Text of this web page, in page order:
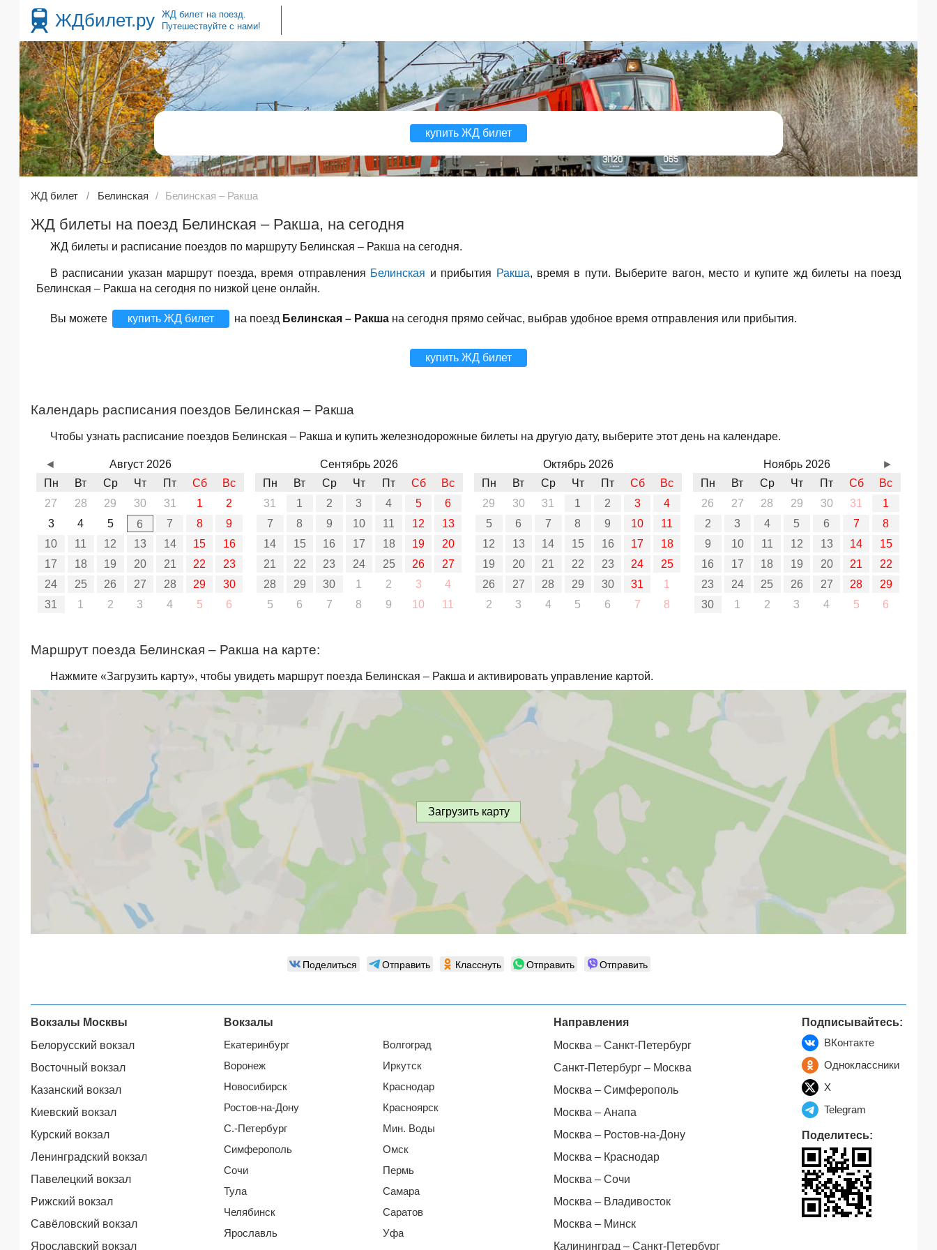
ЖДбилет.ру
ЖД билет на поезд.
Путешествуйте с нами!
купить ЖД билет
ЖД билет Белинская Белинская – Ракша
ЖД билеты на поезд Белинская – Ракша, на сегодня
ЖД билеты и расписание поездов по маршруту Белинская – Ракша на сегодня.
В расписании указан маршрут поезда, время отправления Белинская и прибытия Ракша, время в пути. Выберите вагон, место и купите жд билеты на поезд
Белинская – Ракша на сегодня по низкой цене онлайн.
Вы можете купить ЖД билет на поезд Белинская – Ракша на сегодня прямо сейчас, выбрав удобное время отправления или прибытия.
купить ЖД билет
Календарь расписания поездов Белинская – Ракша
Чтобы узнать расписание поездов Белинская – Ракша и купить железнодорожные билеты на другую дату, выберите этот день на календаре.
Август 2026
Пн
Вт Ср Чт Пт Сб
Вс
27
28 29 30 31 1
2
3
4 5 6 7 8
9
10
11 12 13 14 15
16
17
18 19 20 21 22
23
24
25 26 27 28 29
30
31
1 2 3 4 5 6
Сентябрь 2026
Пн
Вт Ср Чт Пт Сб
Вс
31
1 2 3 4 5
6
7
8 9 10 11 12
13
14
15 16 17 18 19
20
21
22 23 24 25 26
27
28
29 30 1 2 3
4
5
6 7 8 9 10 11
Октябрь 2026
Пн
Вт Ср Чт Пт Сб
Вс
29
30 31 1 2 3
4
5
6 7 8 9 10
11
12
13 14 15 16 17
18
19
20 21 22 23 24
25
26
27 28 29 30 31
1
2
3 4 5 6 7 8
Ноябрь 2026
Пн
Вт Ср Чт Пт Сб
Вс
26
27 28 29 30 31
1
2
3 4 5 6 7
8
9
10 11 12 13 14
15
16
17 18 19 20 21
22
23
24 25 26 27 28
29
30
1 2 3 4 5 6
◄ ►
Маршрут поезда Белинская – Ракша на карте:
Нажмите «Загрузить карту», чтобы увидеть маршрут поезда Белинская – Ракша и активировать управление картой.
Загрузить карту
Поделиться Отправить Класснуть Отправить Отправить
Вокзалы Москвы
Белорусский вокзал
Восточный вокзал
Казанский вокзал
Киевский вокзал
Курский вокзал
Ленинградский вокзал
Павелецкий вокзал
Рижский вокзал
Савёловский вокзал
Ярославский вокзал
Вокзалы
Екатеринбург
Воронеж
Новосибирск
Ростов-на-Дону
С.-Петербург
Симферополь
Сочи
Тула
Челябинск
Ярославль
Волгоград
Иркутск
Краснодар
Красноярск
Мин. Воды
Омск
Пермь
Самара
Саратов
Уфа
Направления
Москва – Санкт-Петербург
Санкт-Петербург – Москва
Москва – Симферополь
Москва – Анапа
Москва – Ростов-на-Дону
Москва – Краснодар
Москва – Сочи
Москва – Владивосток
Москва – Минск
Калининград – Санкт-Петербург
Подписывайтесь:
ВКонтакте
Одноклассники
X
Telegram
Поделитесь: